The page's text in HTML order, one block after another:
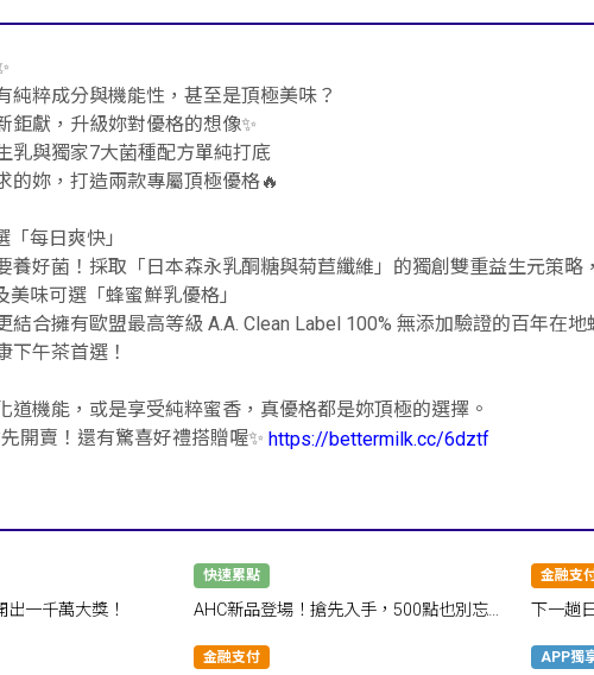
純粹成分與機能性，甚至是頂極美味？
鉅獻，升級妳對優格的想像✨
乳與獨家7大菌種配方單純打底
的妳，打造兩款專屬頂極優格🔥
每日爽快」
養好菌！採取「日本森永乳酮糖與菊苣纖維」的獨創雙重益生元策略
美味可選「蜂蜜鮮乳優格」
結合擁有歐盟最高等級 A.A. Clean Label 100% 無添加驗證的百年在
下午茶首選！
道機能，或是享受純粹蜜香，真優格都是妳頂極的選擇。
開賣！還有驚喜好禮搭贈喔✨ https://bettermilk.cc/6dztf
一千萬大獎！
快速累點
AHC新品登場！搶先入手，500點也別忘了
金融支
下一趟
金融支付 APP獨